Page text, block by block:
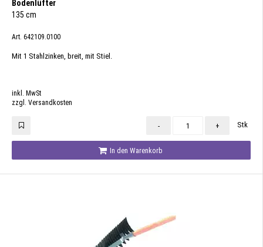
Bodenlüfter
135 cm
Art. 642109.0100
Mit 1 Stahlzinken, breit, mit Stiel.
inkl. MwSt
zzgl. Versandkosten
- + Stk
In den Warenkorb